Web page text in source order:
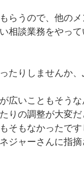
らうので、他の
相談業務をやっ
たりしませんか、
広いこともそう
りの調整が大変
そもなかったで
ジャーさんに指